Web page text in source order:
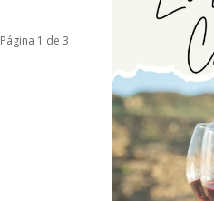
Página 1 de 3